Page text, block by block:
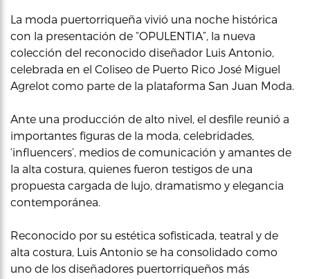
La moda puertorriqueña vivió una noche histórica
con la presentación de “OPULENTIA”, la nueva
colección del reconocido diseñador Luis Antonio,
celebrada en el Coliseo de Puerto Rico José Miguel
Agrelot como parte de la plataforma San Juan Moda.
Ante una producción de alto nivel, el desfile reunió a
importantes figuras de la moda, celebridades,
‘influencers’, medios de comunicación y amantes de
la alta costura, quienes fueron testigos de una
propuesta cargada de lujo, dramatismo y elegancia
contemporánea.
Reconocido por su estética sofisticada, teatral y de
alta costura, Luis Antonio se ha consolidado como
uno de los diseñadores puertorriqueños más